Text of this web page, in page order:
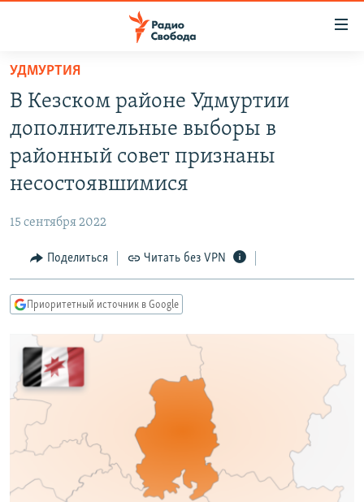
упрощенного
доступа
основному
содержанию
навигации
Вернутся
АВТОРСКИЕ ПРОЕКТЫ
КУЛЬТУРА
IDEL.РЕАЛИИ
КАВКАЗ.РЕАЛИИ
СИБИРЬ.РЕАЛИИ
РАСПИСАНИЕ ВЕЩАНИЯ
ПОДПИШИТЕСЬ НА РАССЫЛКУ
СОЦИАЛЬНЫЕ СЕТИ
УДМУРТИЯ
В Кезском районе Удмуртии
дополнительные выборы в
районный совет признаны
несостоявшимися
15 сентября 2022
Поделиться Читать без VPN
Приоритетный источник в Google